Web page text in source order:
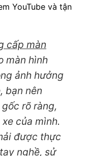
YouTube và tận
cấp màn
màn hình
ảnh hưởng
bạn nên
rõ ràng,
của mình.
được thực
nghề, sử